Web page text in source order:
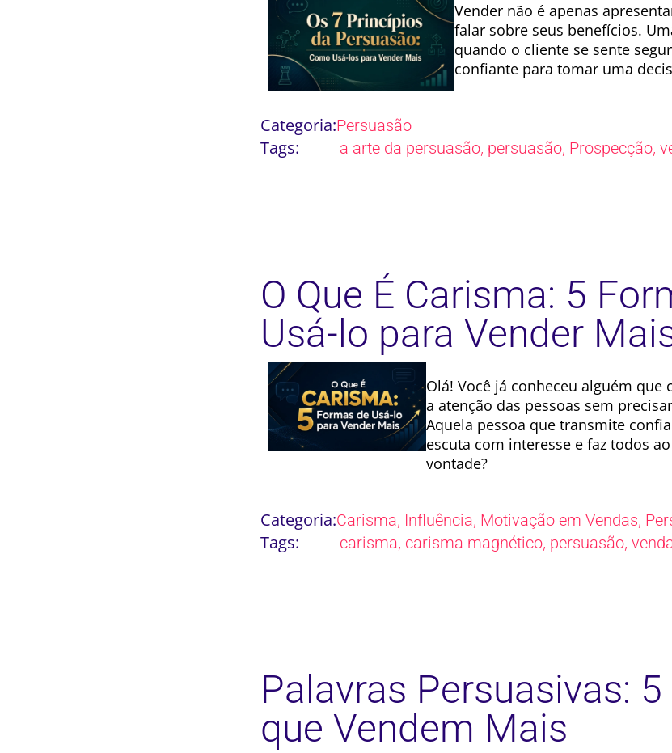
Vender não é apenas
falar sobre seus benefícios.
quando o cliente se sente
confiante para tomar uma
Categoria:Persuasão
Tags: a arte da persuasão, persuasão, Prospecção,
O Que É Carisma: 5
Usá-lo para Vender
Olá! Você já conheceu alguém que
a atenção das pessoas sem
Aquela pessoa que transmite
escuta com interesse e faz todos
vontade?
Categoria:Carisma, Influência, Motivação em Vendas,
Tags: carisma, carisma magnético, persuasão,
Palavras Persuasivas: 5
que Vendem Mais